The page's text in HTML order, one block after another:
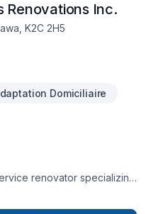
Renovations Inc.
K2C 2H5
Domiciliaire
renovator specializing
pride in what we do, we